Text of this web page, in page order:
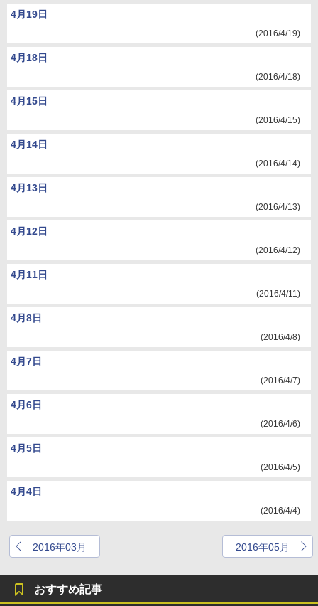
4月19日
(2016/4/19)
4月18日
(2016/4/18)
4月15日
(2016/4/15)
4月14日
(2016/4/14)
4月13日
(2016/4/13)
4月12日
(2016/4/12)
4月11日
(2016/4/11)
4月8日
(2016/4/8)
4月7日
(2016/4/7)
4月6日
(2016/4/6)
4月5日
(2016/4/5)
4月4日
(2016/4/4)
2016年03月 2016年05月
おすすめ記事